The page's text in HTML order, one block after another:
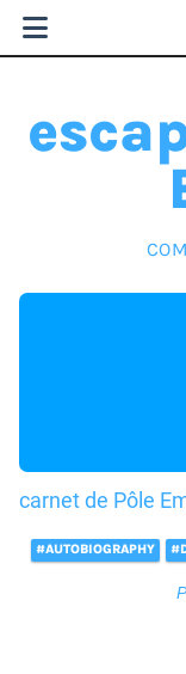
carnet de Pôle
#AUTOBIOGRAPHY